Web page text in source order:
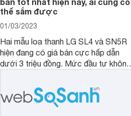
thể sắm được
01/03/2023
Hai mẫu loa thanh LG SL4 và SN5R
hiện đang có giá bán cực hấp dẫn
dưới 3 triệu đồng. Mức đầu tư không
được lại vô cùng lớn, bởi đây từng là
2 mẫu rất hot tại thời điểm mới ra